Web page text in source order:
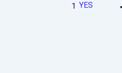
YES
1